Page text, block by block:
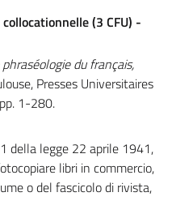
(3 CFU) -
du français,
Presses Universitaires
1-280.
della legge 22 aprile 1941,
libri in commercio,
o del fascicolo di rivista,